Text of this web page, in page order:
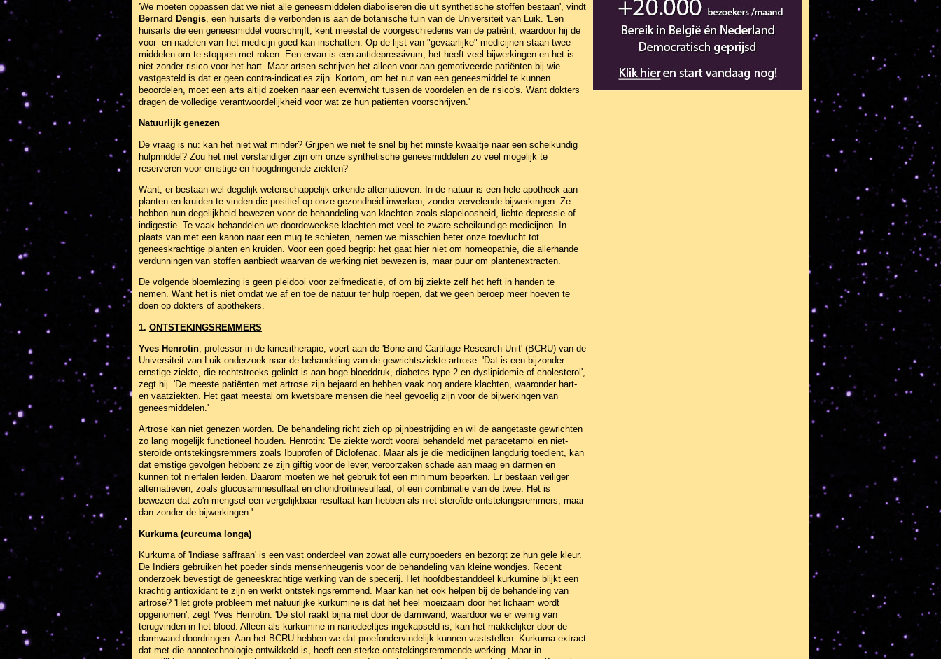
'We moeten oppassen dat we niet alle geneesmiddelen diaboliseren die uit synthetische stoffen bestaan', vindt
Bernard Dengis , een huisarts die verbonden is aan de botanische tuin van de Universiteit van Luik. 'Een
huisarts die een geneesmiddel voorschrijft, kent meestal de voorgeschiedenis van de patiënt, waardoor hij de
voor- en nadelen van het medicijn goed kan inschatten. Op de lijst van "gevaarlijke" medicijnen staan twee
middelen om te stoppen met roken. Een ervan is een antidepressivum, het heeft veel bijwerkingen en het is
niet zonder risico voor het hart. Maar artsen schrijven het alleen voor aan gemotiveerde patiënten bij wie
vastgesteld is dat er geen contra-indicaties zijn. Kortom, om het nut van een geneesmiddel te kunnen
beoordelen, moet een arts altijd zoeken naar een evenwicht tussen de voordelen en de risico's. Want dokters
dragen de volledige verantwoordelijkheid voor wat ze hun patiënten voorschrijven.'
Natuurlijk genezen
De vraag is nu: kan het niet wat minder? Grijpen we niet te snel bij het minste kwaaltje naar een scheikundig
hulpmiddel? Zou het niet verstandiger zijn om onze synthetische geneesmiddelen zo veel mogelijk te
reserveren voor ernstige en hoogdringende ziekten?
Want, er bestaan wel degelijk wetenschappelijk erkende alternatieven. In de natuur is een hele apotheek aan
planten en kruiden te vinden die positief op onze gezondheid inwerken, zonder vervelende bijwerkingen. Ze
hebben hun degelijkheid bewezen voor de behandeling van klachten zoals slapeloosheid, lichte depressie of
indigestie. Te vaak behandelen we doordeweekse klachten met veel te zware scheikundige medicijnen. In
plaats van met een kanon naar een mug te schieten, nemen we misschien beter onze toevlucht tot
geneeskrachtige planten en kruiden. Voor een goed begrip: het gaat hier niet om homeopathie, die allerhande
verdunningen van stoffen aanbiedt waarvan de werking niet bewezen is, maar puur om plantenextracten.
De volgende bloemlezing is geen pleidooi voor zelfmedicatie, of om bij ziekte zelf het heft in handen te
nemen. Want het is niet omdat we af en toe de natuur ter hulp roepen, dat we geen beroep meer hoeven te
doen op dokters of apothekers.
1. ONTSTEKINGSREMMERS
Yves Henrotin , professor in de kinesitherapie, voert aan de 'Bone and Cartilage Research Unit' (BCRU) van de
Universiteit van Luik onderzoek naar de behandeling van de gewrichtsziekte artrose. 'Dat is een bijzonder
ernstige ziekte, die rechtstreeks gelinkt is aan hoge bloeddruk, diabetes type 2 en dyslipidemie of cholesterol',
zegt hij. 'De meeste patiënten met artrose zijn bejaard en hebben vaak nog andere klachten, waaronder hart-
en vaatziekten. Het gaat meestal om kwetsbare mensen die heel gevoelig zijn voor de bijwerkingen van
geneesmiddelen.'
Artrose kan niet genezen worden. De behandeling richt zich op pijnbestrijding en wil de aangetaste gewrichten
zo lang mogelijk functioneel houden. Henrotin: 'De ziekte wordt vooral behandeld met paracetamol en niet-
steroïde ontstekingsremmers zoals Ibuprofen of Diclofenac. Maar als je die medicijnen langdurig toedient, kan
dat ernstige gevolgen hebben: ze zijn giftig voor de lever, veroorzaken schade aan maag en darmen en
kunnen tot nierfalen leiden. Daarom moeten we het gebruik tot een minimum beperken. Er bestaan veiliger
alternatieven, zoals glucosaminesulfaat en chondroïtinesulfaat, of een combinatie van de twee. Het is
bewezen dat zo'n mengsel een vergelijkbaar resultaat kan hebben als niet-steroïde ontstekingsremmers, maar
dan zonder de bijwerkingen.'
Kurkuma (curcuma longa)
Kurkuma of 'Indiase saffraan' is een vast onderdeel van zowat alle currypoeders en bezorgt ze hun gele kleur.
De Indiërs gebruiken het poeder sinds mensenheugenis voor de behandeling van kleine wondjes. Recent
onderzoek bevestigt de geneeskrachtige werking van de specerij. Het hoofdbestanddeel kurkumine blijkt een
krachtig antioxidant te zijn en werkt ontstekingsremmend. Maar kan het ook helpen bij de behandeling van
artrose? 'Het grote probleem met natuurlijke kurkumine is dat het heel moeizaam door het lichaam wordt
opgenomen', zegt Yves Henrotin. 'De stof raakt bijna niet door de darmwand, waardoor we er weinig van
terugvinden in het bloed. Alleen als kurkumine in nanodeeltjes ingekapseld is, kan het makkelijker door de
darmwand doordringen. Aan het BCRU hebben we dat proefondervindelijk kunnen vaststellen. Kurkuma-extract
dat met die nanotechnologie ontwikkeld is, heeft een sterke ontstekingsremmende werking. Maar in